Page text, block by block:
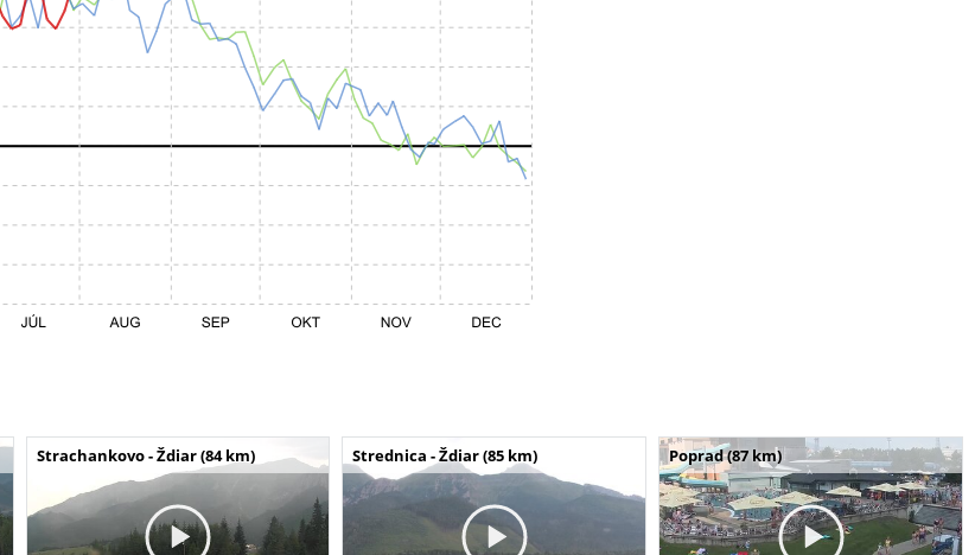
Strachankovo - Ždiar (84 km) Strednica - Ždiar (85 km) Poprad (87 km)